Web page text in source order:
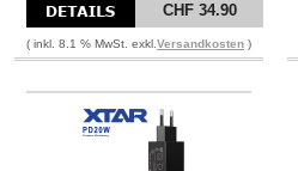
CHF 34.90
( inkl. 8.1 % MwSt. exkl. Versandkosten )